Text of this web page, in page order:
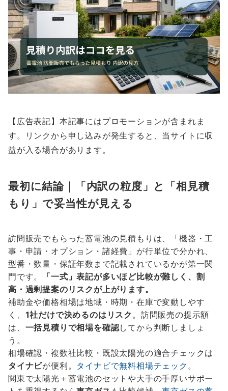
【広告表記】本記事にはプロモーションが含まれま
す。リンクから申し込みが発生すると、当サイトに収
益が入る場合があります。
最初に結論｜「内訳の粒度」と「相見積
もり」で妥当性が見える
訪問販売でもらった蓄電池の見積もりは、「機器・工
事・申請・オプション・諸経費」が行単位で分かれ、
型番・数量・保証年数まで記載されているかが第一関
門です。
「一式」表記が多いほど比較が難しく、割
高・過剰提案のリスクが上がります。
補助金や価格相場は地域・時期・在庫で変動しやす
く、 1社だけで決めるのはリスク 。訪問販売の提示額
は、 一括見積りで相場を確認してから判断しましょ
う。
相場確認・複数社比較・既設太陽光の適合チェックは
タイナビが便利。 タイナビで無料相場チェック 。
関東で太陽光＋蓄電池のセットや大手の手厚いサポー